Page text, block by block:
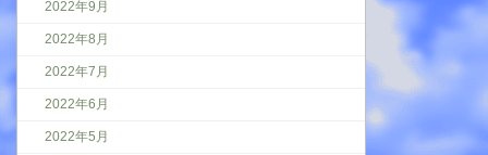
2022年9月
2022年8月
2022年7月
2022年6月
2022年5月